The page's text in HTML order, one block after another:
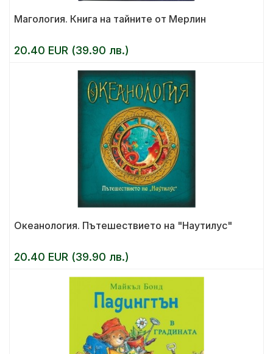
Магология. Книга на тайните от Мерлин
20.40 EUR (39.90 лв.)
Океанология. Пътешествието на "Наутилус"
20.40 EUR (39.90 лв.)